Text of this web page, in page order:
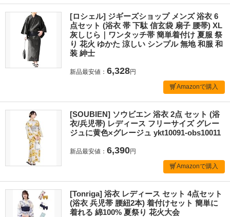
[ロシェル] ジギーズショップ メンズ 浴衣 6
点セット (浴衣 帯 下駄 信玄袋 扇子 腰帯) XL
灰しじら｜ワンタッチ帯 簡単着付け 夏服 祭
り 花火 ゆかた 涼しい シンプル 無地 和服 和
装 紳士
新品最安値： 6,328円
Amazonで購入
[SOUBIEN] ソウビエン 浴衣 2点 セット (浴
衣/兵児帯) レディース フリーサイズ グレー
ジュに黄色×グレージュ ykt10091-obs10011
新品最安値： 6,390円
Amazonで購入
[Tonriga] 浴衣 レディース セット 4点セット
(浴衣 兵児帯 腰紐2本) 着付けセット 簡単に
着れる 綿100% 夏祭り 花火大会